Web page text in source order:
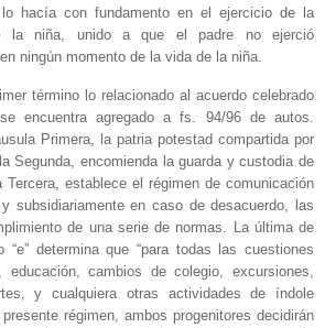
hacía con fundamento en el ejercicio de la
la niña, unido a que el padre no ejerció
ningún momento de la vida de la niña.
término lo relacionado al acuerdo celebrado
encuentra agregado a fs. 94/96 de autos.
Primera, la patria potestad compartida por
Segunda, encomienda la guarda y custodia de
establece el régimen de comunicación
subsidiariamente en caso de desacuerdo, las
de una serie de normas. La última de
“e” determina que “para todas las cuestiones
cambios de colegio, excursiones,
y cualquiera otras actividades de índole
régimen, ambos progenitores decidirán